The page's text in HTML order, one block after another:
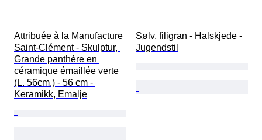
Attribuée à la Manufacture
Saint-Clément - Skulptur,
Grande panthère en
céramique émaillée verte
(L. 56cm.) - 56 cm -
Keramikk, Emalje
Sølv, filigran - Halskjede -
Jugendstil